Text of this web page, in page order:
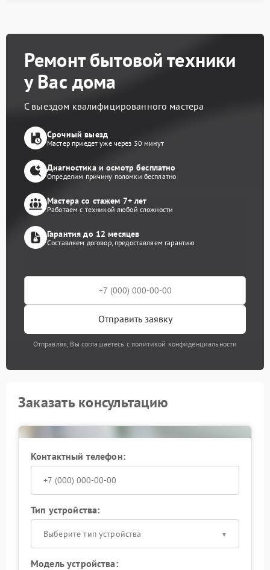
Ремонт бытовой техники
у Вас дома
С выездом квалифицированного мастера
Срочный выезд
Мастер приедет уже через 30 минут
Диагностика и осмотр бесплатно
Определим причину поломки бесплатно
Мастера со стажем 7+ лет
Работаем с техникой любой сложности
Гарантия до 12 месяцев
Составляем договор, предоставляем гарантию
Отправить заявку
Отправляя, Вы соглашаетесь с политикой конфиденциальности
Заказать консультацию
Контактный телефон:
Тип устройства:
Выберите тип устройства
Модель устройства: